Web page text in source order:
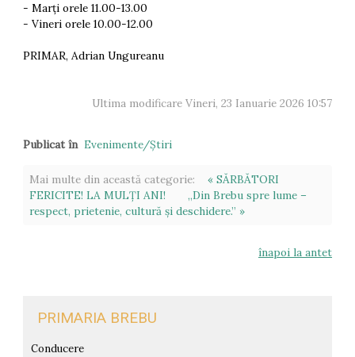
- Marți orele 11.00-13.00
- Vineri orele 10.00-12.00
PRIMAR, Adrian Ungureanu
Ultima modificare Vineri, 23 Ianuarie 2026 10:57
Publicat în Evenimente/Ştiri
Mai multe din această categorie:
« SĂRBĂTORI
FERICITE! LA MULȚI ANI!
„Din Brebu spre lume –
respect, prietenie, cultură și deschidere.” »
înapoi la antet
PRIMARIA BREBU
Conducere